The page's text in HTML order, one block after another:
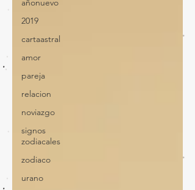
añonuevo
2019
cartaastral
amor
pareja
relacion
noviazgo
signos
zodiacales
zodiaco
urano